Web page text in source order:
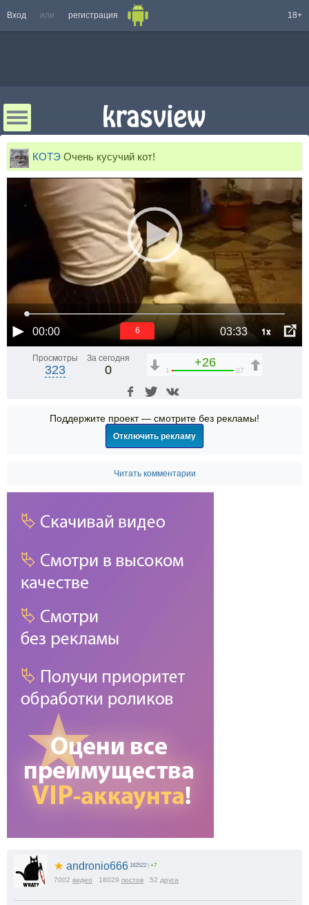
Вход или регистрация 18+
КОТЭ Очень кусучий кот!
00:00 03:33 1x
6
Просмотры
323
За сегодня
0
+26
1 27
Поддержите проект — смотрите без рекламы!
Отключить рекламу
Читать комментарии
★ andronio666 182522 +7
7002 видео 18029 постов 52 друга